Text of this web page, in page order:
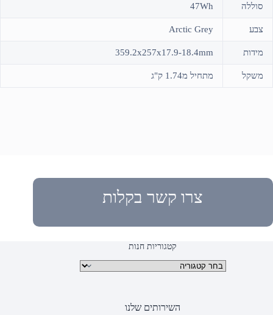
סוללה 47Wh
צבע Arctic Grey
מידות 359.2x257x17.9-18.4mm
משקל מתחיל מ1.74 ק"ג
צרו קשר בקלות
קטגוריות חנות
קטגוריות מוצרים
השירותים שלנו